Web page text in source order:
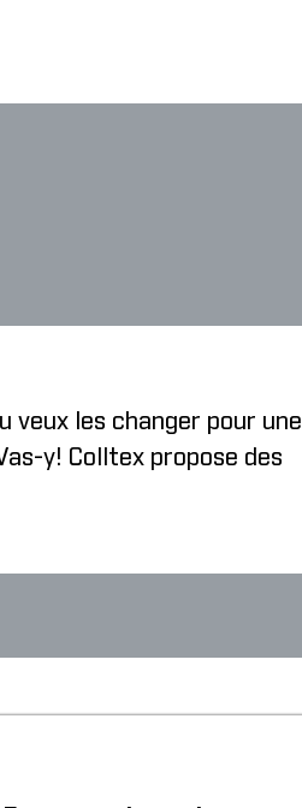
veux les changer pour une
y! Colltex propose des